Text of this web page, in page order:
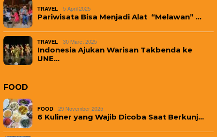
TRAVEL 5 April 2025
Pariwisata Bisa Menjadi Alat “Melawan” …
TRAVEL 30 Maret 2025
Indonesia Ajukan Warisan Takbenda ke
UNE…
FOOD
FOOD 29 November 2025
6 Kuliner yang Wajib Dicoba Saat Berkunj…